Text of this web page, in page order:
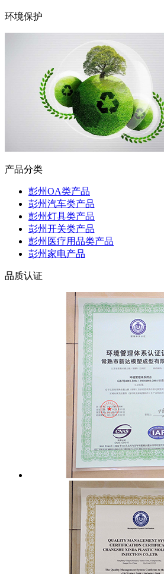
环境保护
产品分类
彭州OA类产品
彭州汽车类产品
彭州灯具类产品
彭州开关类产品
彭州医疗用品类产品
彭州家电产品
品质认证